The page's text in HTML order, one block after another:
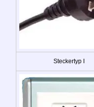
Steckertyp I